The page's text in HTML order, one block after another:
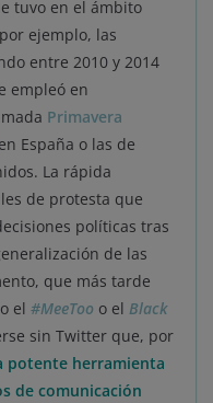
tuvo en el ámbito
ejemplo, las
entre 2010 y 2014
empleó en
Primavera
en España o las de
La rápida
de protesta que
políticas tras
de las
que más tarde
el #MeeToo o el Black
sin Twitter que, por
potente herramienta
de comunicación